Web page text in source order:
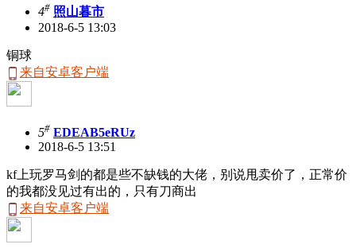
4# 照山暮市
2018-6-5 13:03
铜球
来自安卓客户端
5# EDEAB5eRUz
2018-6-5 13:51
kf上玩罗马剑的都是些不缺钱的大佬，别说甩卖价了，正常价
的我都没见过有出的，只有刀商出
来自安卓客户端